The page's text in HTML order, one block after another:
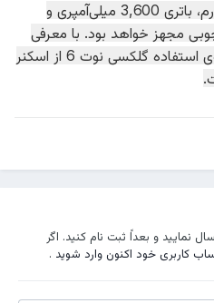
گیگاهرتز، 1.5 گیگابایت ظرفیت رم، باتری 3,600 میلی‌آمپری و
5.0 آب‌نبات چوبی مجهز خواهد بود. با معرفی
این محصول، سامسونگ شایعه‌ی استفاده گلکسی نوت 6 از اسکنر
نمایید و بعداً ثبت نام کنید. اگر
کاربری خود اکنون وارد شوید.